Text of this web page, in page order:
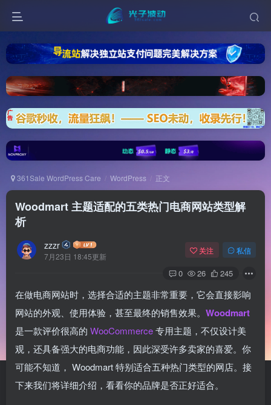
361Sale WordPress Care WordPress 正文
Woodmart 主题适配的五类热门电商网站类型解
析
zzzr
7月23日 18:45更新
关注 私信
0 26 245
在做电商网站时，选择合适的主题非常重要，它会直接影响
网站的外观、使用体验，甚至最终的销售效果。 Woodmart
是一款评价很高的 WooCommerce专用主题，不仅设计美
观，还具备强大的电商功能，因此深受许多卖家的喜爱。你
可能不知道， Woodmart 特别适合五种热门类型的网店。接
下来我们将详细介绍，看看你的品牌是否正好适合。